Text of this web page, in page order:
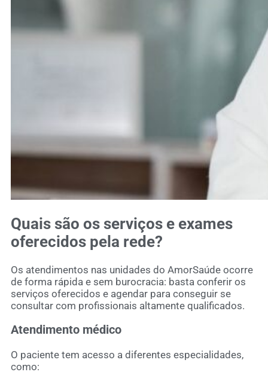
Quais são os serviços e exames
oferecidos pela rede?
Os atendimentos nas unidades do AmorSaúde ocorre
de forma rápida e sem burocracia: basta conferir os
serviços oferecidos e agendar para conseguir se
consultar com profissionais altamente qualificados.
Atendimento médico
O paciente tem acesso a diferentes especialidades,
como: